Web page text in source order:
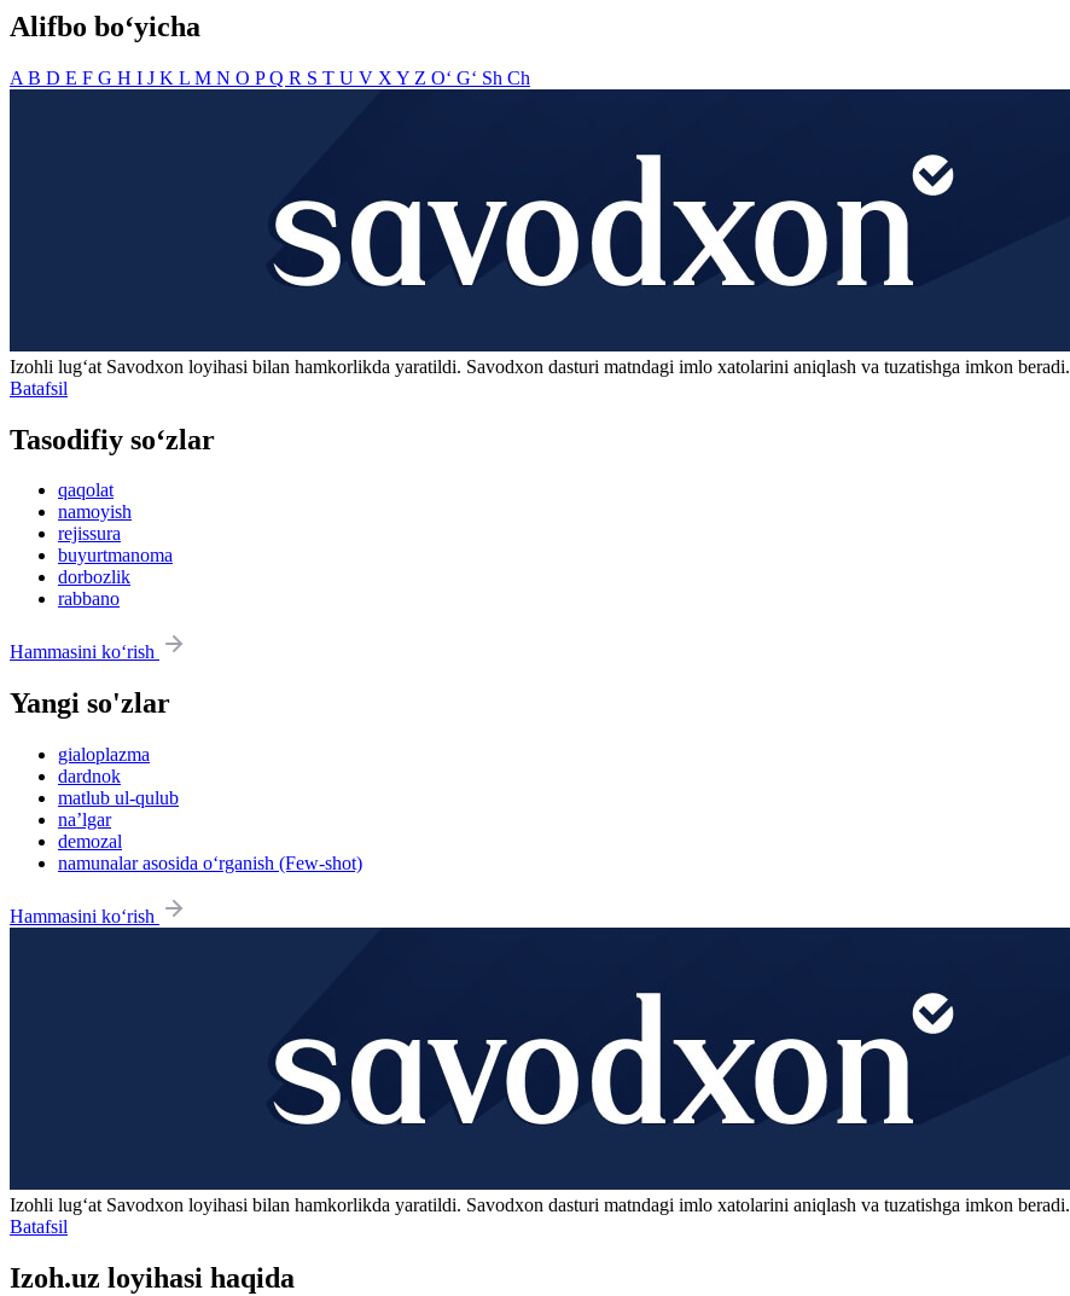
Alifbo bo‘yicha
A B D E F G H I J K L M N O PQ R S T U V X Y Z O‘ G‘ Sh Ch
Izohli lugʻat Savodxon loyihasi bilan hamkorlikda yaratildi. Savodxon dasturi matndagi imlo xatolarini aniqlash va tuzatishga imkon beradi.
Batafsil
Tasodifiy so‘zlar
qaqolat
namoyish
rejissura
buyurtmanoma
dorbozlik
rabbano
Hammasini ko‘rish
Yangi so'zlar
gialoplazma
dardnok
matlub ul-qulub
na’lgar
demozal
namunalar asosida o‘rganish (Few-shot)
Hammasini ko‘rish
Izohli lugʻat Savodxon loyihasi bilan hamkorlikda yaratildi. Savodxon dasturi matndagi imlo xatolarini aniqlash va tuzatishga imkon beradi.
Batafsil
Izoh.uz loyihasi haqida